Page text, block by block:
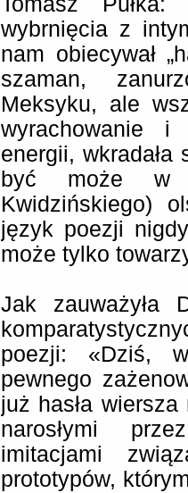
wybrnięcia z
nam obiecywał
szaman,
Meksyku, ale
wyrachowanie i
energii, wkradała
być może w
Kwidzińskiego)
język poezji
może tylko
Jak zauważyła
poezji: «Dziś,
pewnego
już hasła
narosłymi
imitacjami
prototypów,